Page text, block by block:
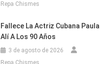
Repa Chismes
Fallece La Actriz Cubana Paula
Alí A Los 90 Años
3 de agosto de 2026